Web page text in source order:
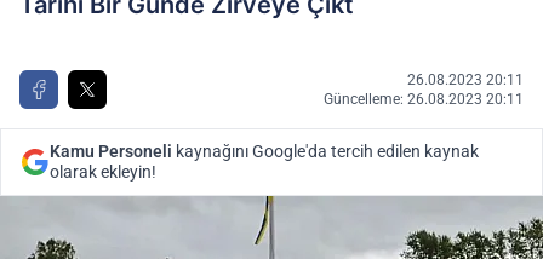
26.08.2023 20:11
Güncelleme: 26.08.2023 20:11
Kamu Personeli kaynağını Google'da tercih edilen kaynak
olarak ekleyin!